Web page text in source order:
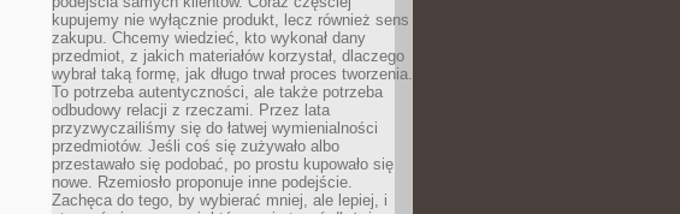
kupujemy nie wyłącznie produkt, lecz również sens
zakupu. Chcemy wiedzieć, kto wykonał dany
przedmiot, z jakich materiałów korzystał, dlaczego
wybrał taką formę, jak długo trwał proces tworzenia.
To potrzeba autentyczności, ale także potrzeba
odbudowy relacji z rzeczami. Przez lata
przyzwyczailiśmy się do łatwej wymienialności
przedmiotów. Jeśli coś się zużywało albo
przestawało się podobać, po prostu kupowało się
nowe. Rzemiosło proponuje inne podejście.
Zachęca do tego, by wybierać mniej, ale lepiej, i